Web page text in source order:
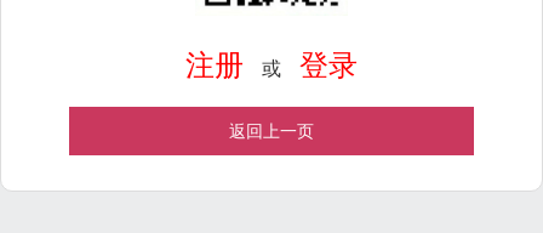
注册 或 登录
返回上一页